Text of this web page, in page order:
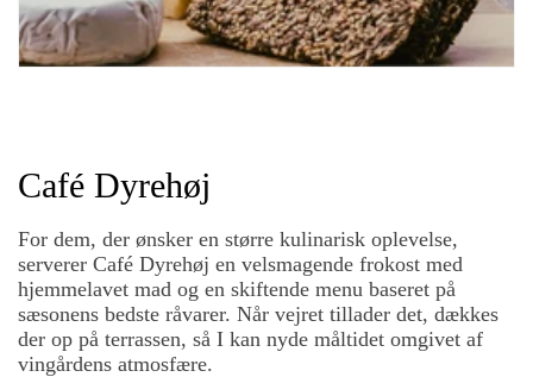
Café Dyrehøj
For dem, der ønsker en større kulinarisk oplevelse,
serverer Café Dyrehøj en velsmagende frokost med
hjemmelavet mad og en skiftende menu baseret på
sæsonens bedste råvarer. Når vejret tillader det, dækkes
der op på terrassen, så I kan nyde måltidet omgivet af
vingårdens atmosfære.